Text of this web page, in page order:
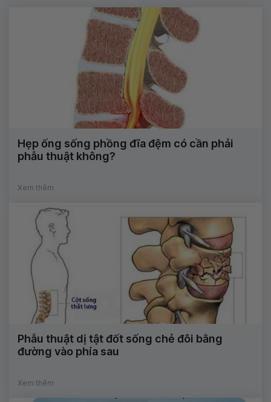
Hẹp ống sống phồng đĩa đệm có cần phải
phẫu thuật không?
Xem thêm
Phẫu thuật dị tật đốt sống chẻ đôi bằng
đường vào phía sau
Xem thêm